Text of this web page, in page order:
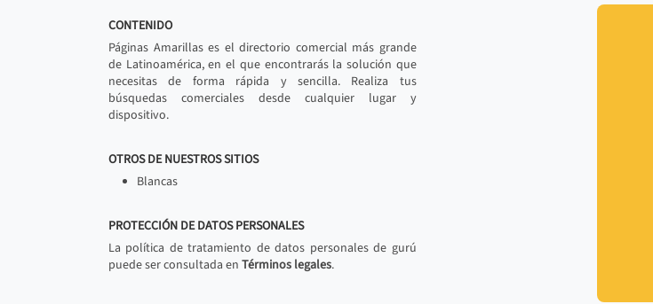
CONTENIDO
Páginas Amarillas es el directorio comercial más grande
de Latinoamérica, en el que encontrarás la solución que
necesitas de forma rápida y sencilla. Realiza tus
búsquedas comerciales desde cualquier lugar y
dispositivo.
OTROS DE NUESTROS SITIOS
Blancas
PROTECCIÓN DE DATOS PERSONALES
La política de tratamiento de datos personales de gurú
puede ser consultada en Términos legales.